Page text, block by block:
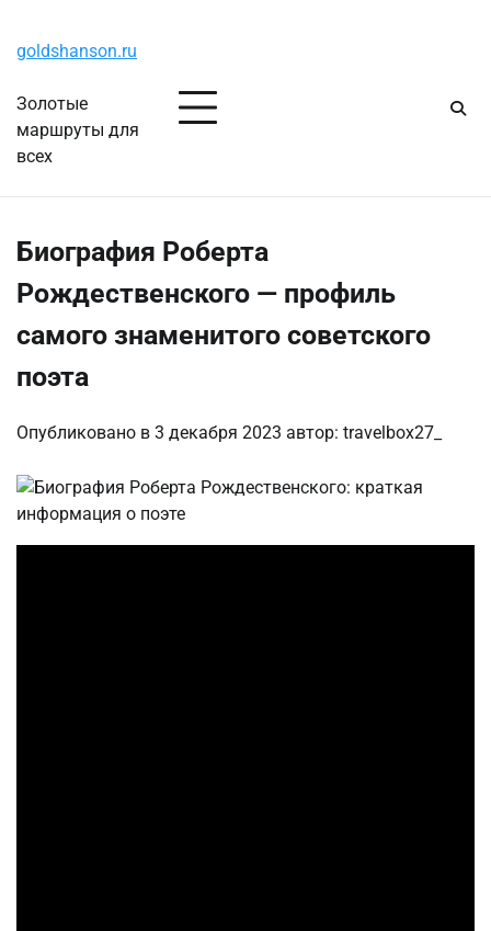
содержимому
goldshanson.ru
Золотые
маршруты для
всех
Биография Роберта
Рождественского — профиль
самого знаменитого советского
поэта
Опубликовано в 3 декабря 2023 автор: travelbox27_